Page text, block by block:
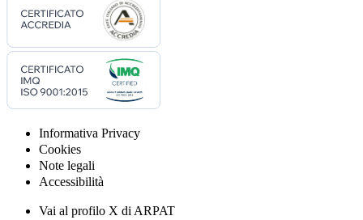
Informativa Privacy
Cookies
Note legali
Accessibilità
Vai al profilo X di ARPAT